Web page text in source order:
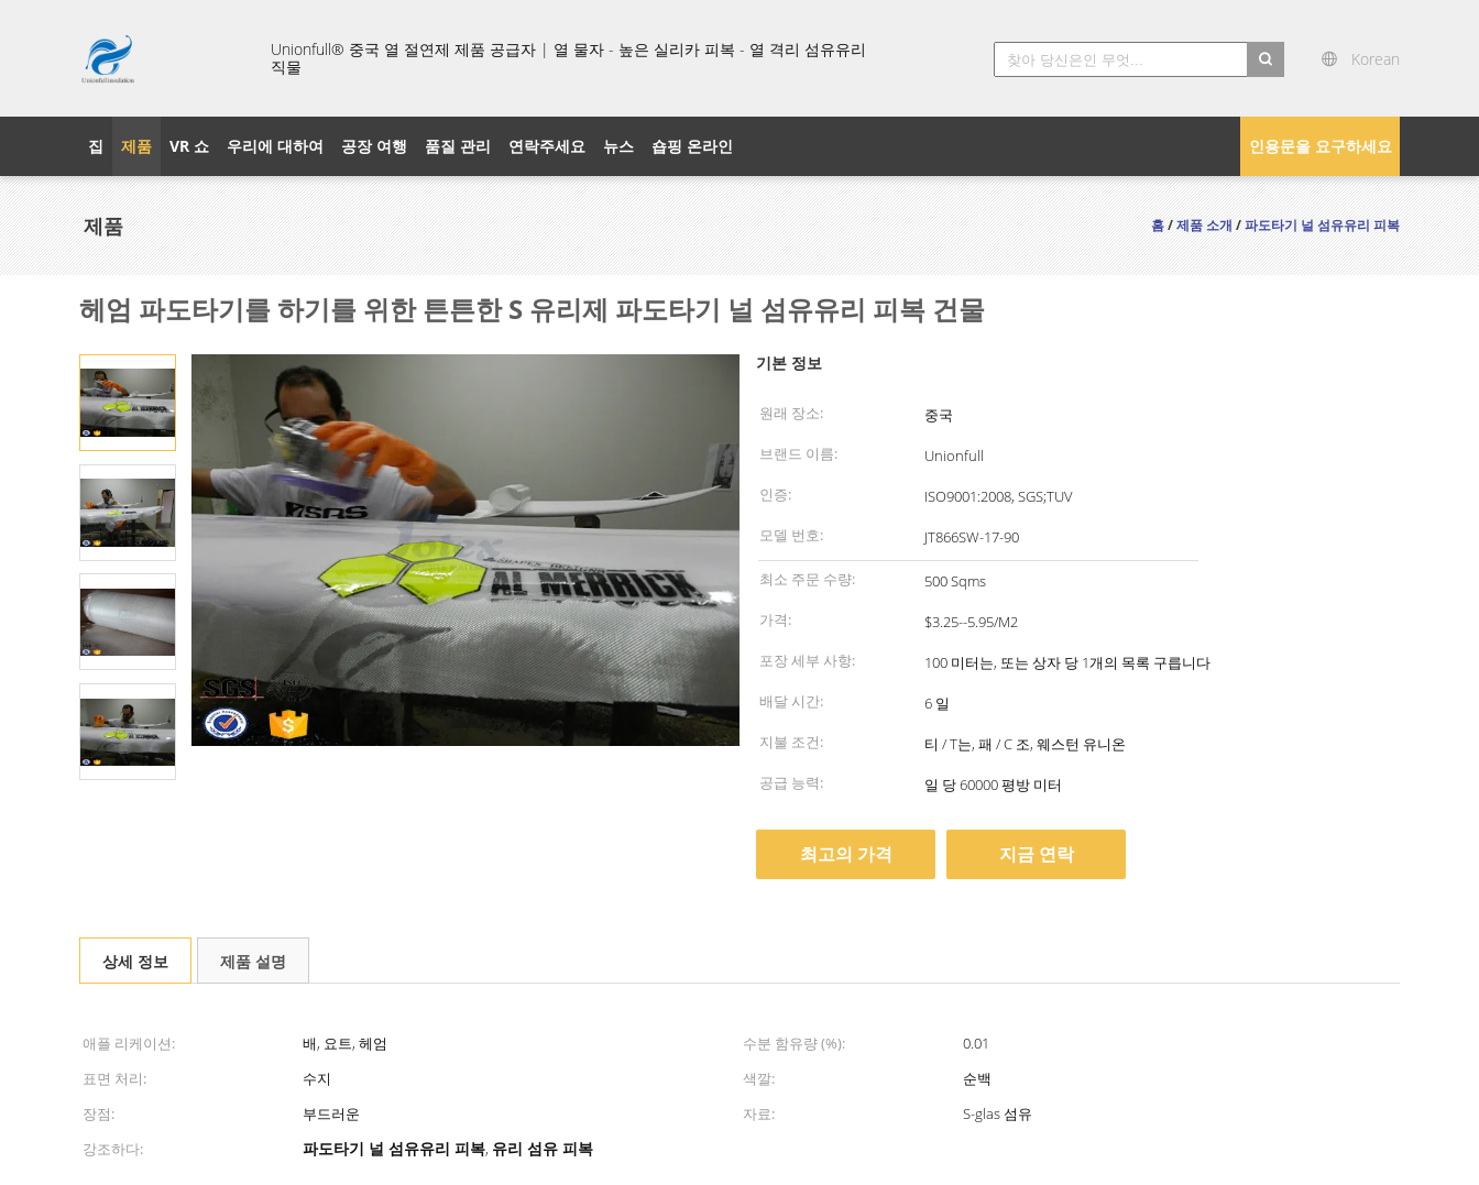
Unionfull® 중국 열 절연제 제품 공급자 | 열 물자 - 높은 실리카 피복 - 열 격리 섬유유리
직물
Korean
인용문을 요구하세요
집 제품 VR 쇼 우리에 대하여 공장 여행 품질 관리 연락주세요 뉴스 숍핑 온라인
제품 홈/제품 소개/파도타기 널 섬유유리 피복
헤엄 파도타기를 하기를 위한 튼튼한 S 유리제 파도타기 널 섬유유리 피복 건물
기본 정보
원래 장소:
중국
브랜드 이름:
Unionfull
인증:
ISO9001:2008, SGS;TUV
모델 번호:
JT866SW-17-90
최소 주문 수량:
500 Sqms
가격:
$3.25--5.95/M2
포장 세부 사항:
100 미터는, 또는 상자 당 1개의 목록 구릅니다
배달 시간:
6 일
지불 조건:
티 / T는, 패 / C 조, 웨스턴 유니온
공급 능력:
일 당 60000 평방 미터
최고의 가격 지금 연락
상세 정보 제품 설명
애플 리케이션: 배, 요트, 헤엄 수분 함유량 (%):
0.01
표면 처리:
수지 색깔:
순백
장점:
부드러운 자료:
S-glas 섬유
강조하다:
파도타기 널 섬유유리 피복, 유리 섬유 피복